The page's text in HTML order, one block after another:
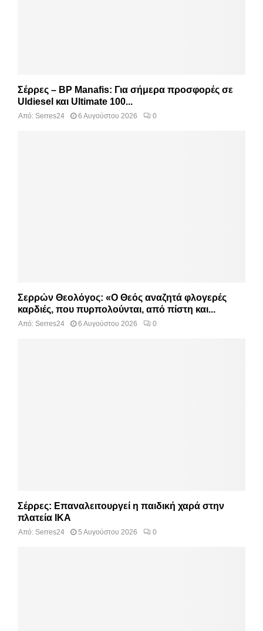
Σέρρες – BP Manafis: Για σήμερα προσφορές σε
Uldiesel και Ultimate 100...
Από: Serres24 6 Αυγούστου 2026 0
Σερρών Θεολόγος: «Ο Θεός αναζητά φλογερές
καρδιές, που πυρπολούνται, από πίστη και...
Από: Serres24 6 Αυγούστου 2026 0
Σέρρες: Επαναλειτουργεί η παιδική χαρά στην
πλατεία ΙΚΑ
Από: Serres24 5 Αυγούστου 2026 0